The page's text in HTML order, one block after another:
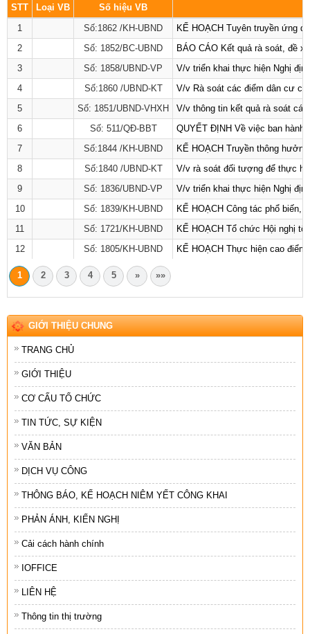
STT Loại VB
Số hiệu VB
1
Số:1862 /KH-UBND
KẾ HOẠCH Tuyên truyền ứng
2
Số: 1852/BC-UBND
BÁO CÁO Kết quả rà soát, đề
3
Số: 1858/UBND-VP
V/v triển khai thực hiện Nghị
4
Số:1860 /UBND-KT
V/v Rà soát các điểm dân cư
5
Số: 1851/UBND-VHXH
V/v thông tin kết quả rà soát
6
Số: 511/QĐ-BBT
QUYẾT ĐỊNH Về việc ban
7
Số:1844 /KH-UBND
KẾ HOẠCH Truyền thông
8
Số:1840 /UBND-KT
V/v rà soát đối tượng để thực
9
Số: 1836/UBND-VP
V/v triển khai thực hiện Nghị
10
Số: 1839/KH-UBND
KẾ HOẠCH Công tác phổ biến,
11
Số: 1721/KH-UBND
KẾ HOẠCH Tổ chức Hội nghị
12
Số: 1805/KH-UBND KẾ HOẠCH Thực hiện cao
1 2 3 4 5 » »»
GIỚI THIỆU CHUNG
TRANG CHỦ
GIỚI THIỆU
CƠ CẤU TỔ CHỨC
TIN TỨC, SỰ KIỆN
VĂN BẢN
DỊCH VỤ CÔNG
THÔNG BÁO, KẾ HOẠCH NIÊM YẾT CÔNG KHAI
PHẢN ÁNH, KIẾN NGHỊ
Cải cách hành chính
IOFFICE
LIÊN HỆ
Thông tin thị trường